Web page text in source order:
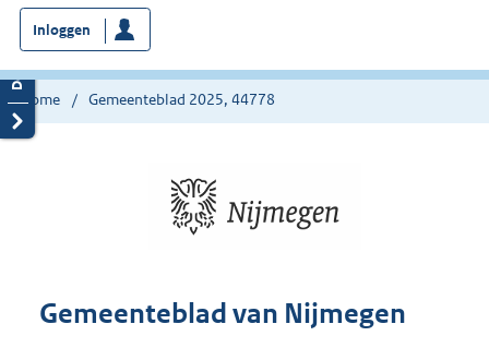
bent
nu
hier:
Inloggen
Home Gemeenteblad 2025, 44778
Gemeenteblad van Nijmegen